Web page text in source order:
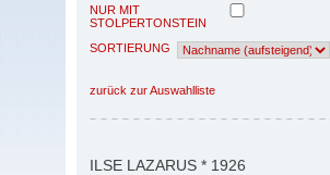
NUR MIT
STOLPERTONSTEIN
SORTIERUNG
zurück zur Auswahlliste
ILSE LAZARUS * 1926